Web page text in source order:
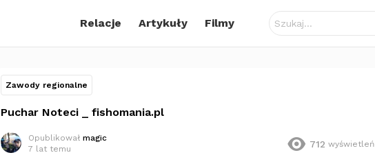
Relacje Artykuły Filmy
Zawody regionalne
Puchar Noteci _ fishomania.pl
Opublikował magic
7 lat temu
712 wyświetleń